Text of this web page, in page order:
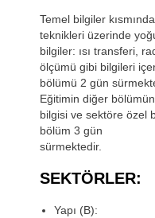
Temel bilgiler
teknikleri üzerinde
bilgiler: ısı transferi,
ölçümü gibi bilgileri
bölümü 2 gün
Eğitimin diğer
bilgisi ve sektöre özel
bölüm 3 gün
sürmektedir.
SEKTÖRLER:
Yapı (B):